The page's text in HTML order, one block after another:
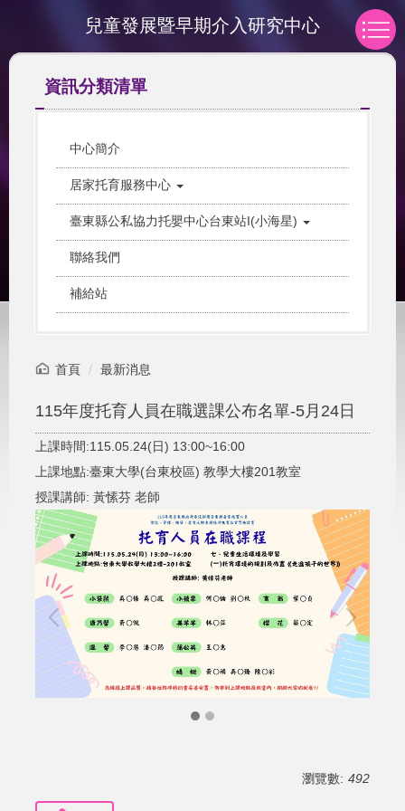
主
兒童發展暨早期介入研究中心
資訊分類清單
中心簡介
居家托育服務中心
臺東縣公私協力托嬰中心台東站I(小海星)
聯絡我們
補給站
首頁 最新消息
115年度托育人員在職選課公布名單-5月24日
上課時間:115.05.24(日) 13:00~16:00
上課地點:臺東大學(台東校區) 教學大樓201教室
授課講師: 黃愫芬 老師
瀏覽數: 492